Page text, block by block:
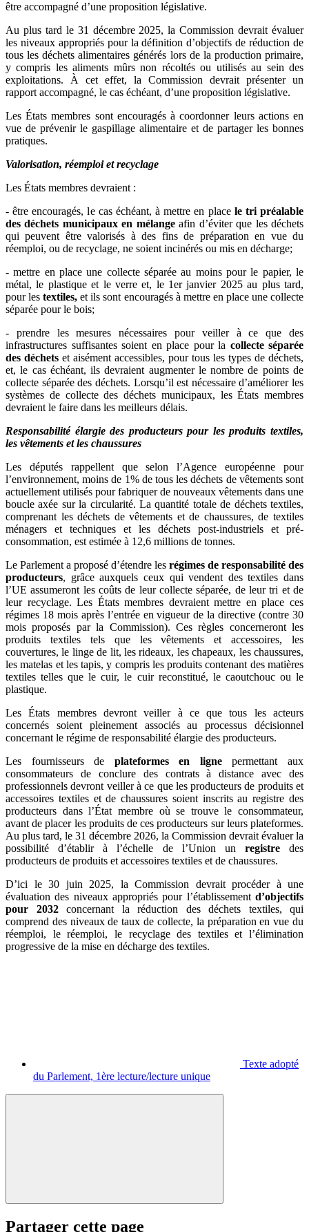
être accompagné d’une proposition législative.
Au plus tard le 31 décembre 2025, la Commission devrait évaluer
les niveaux appropriés pour la définition d’objectifs de réduction de
tous les déchets alimentaires générés lors de la production primaire,
y compris les aliments mûrs non récoltés ou utilisés au sein des
exploitations. À cet effet, la Commission devrait présenter un
rapport accompagné, le cas échéant, d’une proposition législative.
Les États membres sont encouragés à coordonner leurs actions en
vue de prévenir le gaspillage alimentaire et de partager les bonnes
pratiques.
Valorisation, réemploi et recyclage
Les États membres devraient :
- être encouragés, le cas échéant, à mettre en place le tri préalable
des déchets municipaux en mélangeafin d’éviter que les déchets
qui peuvent être valorisés à des fins de préparation en vue du
réemploi, ou de recyclage, ne soient incinérés ou mis en décharge;
- mettre en place une collecte séparée au moins pour le papier, le
métal, le plastique et le verre et, le 1er janvier 2025 au plus tard,
pour lestextiles, et ils sont encouragés à mettre en place une collecte
séparée pour le bois;
- prendre les mesures nécessaires pour veiller à ce que des
infrastructures suffisantes soient en place pour la collecte séparée
des déchets et aisément accessibles, pour tous les types de déchets,
et, le cas échéant, ils devraient augmenter le nombre de points de
collecte séparée des déchets. Lorsqu’il est nécessaire d’améliorer les
systèmes de collecte des déchets municipaux, les États membres
devraient le faire dans les meilleurs délais.
Responsabilité élargie des producteurs pour les produits textiles,
les vêtements et les chaussures
Les députés rappellent que selon l’Agence européenne pour
l’environnement, moins de 1% de tous les déchets de vêtements sont
actuellement utilisés pour fabriquer de nouveaux vêtements dans une
boucle axée sur la circularité. La quantité totale de déchets textiles,
comprenant les déchets de vêtements et de chaussures, de textiles
ménagers et techniques et les déchets post-industriels et pré-
consommation, est estimée à 12,6 millions de tonnes.
Le Parlement a proposé d’étendre les régimes de responsabilité des
producteurs, grâce auxquels ceux qui vendent des textiles dans
l’UE assumeront les coûts de leur collecte séparée, de leur tri et de
leur recyclage. Les États membres devraient mettre en place ces
régimes 18 mois après l’entrée en vigueur de la directive (contre 30
mois proposés par la Commission). Ces règles concerneront les
produits textiles tels que les vêtements et accessoires, les
couvertures, le linge de lit, les rideaux, les chapeaux, les chaussures,
les matelas et les tapis, y compris les produits contenant des matières
textiles telles que le cuir, le cuir reconstitué, le caoutchouc ou le
plastique.
Les États membres devront veiller à ce que tous les acteurs
concernés soient pleinement associés au processus décisionnel
concernant le régime de responsabilité élargie des producteurs.
Les fournisseurs de plateformes en lignepermettant aux
consommateurs de conclure des contrats à distance avec des
professionnels devront veiller à ce que les producteurs de produits et
accessoires textiles et de chaussures soient inscrits au registre des
producteurs dans l’État membre où se trouve le consommateur,
avant de placer les produits de ces producteurs sur leurs plateformes.
Au plus tard, le 31 décembre 2026, la Commission devrait évaluer la
possibilité d’établir à l’échelle de l’Union un registredes
producteurs de produits et accessoires textiles et de chaussures.
D’ici le 30 juin 2025, la Commission devrait procéder à une
évaluation des niveaux appropriés pour l’établissement d’objectifs
pour 2032concernant la réduction des déchets textiles, qui
comprend des niveaux de taux de collecte, la préparation en vue du
réemploi, le réemploi, le recyclage des textiles et l’élimination
progressive de la mise en décharge des textiles.
Texte adopté
du Parlement, 1ère lecture/lecture unique
Partager cette page